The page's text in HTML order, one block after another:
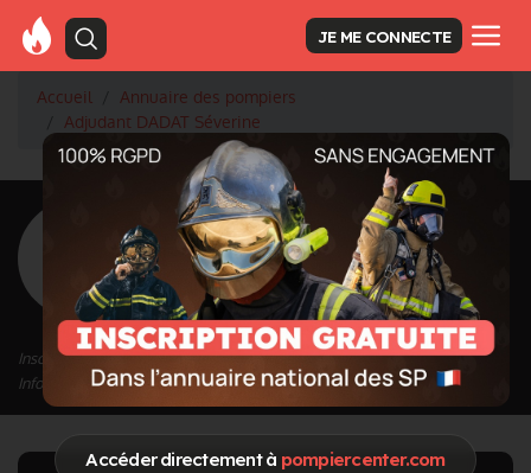
Accéder directement à pompiercenter.com
JE ME CONNECTE
Accueil
Annuaire des pompiers
Adjudant DADAT Séverine
<Retour à la liste des pompiers
DADAT Séverine
Grade : Adjudant
Inscrit depuis le 01/10/2020 à 17:13
Informations mises à jour le 01/10/2020 à 17:18